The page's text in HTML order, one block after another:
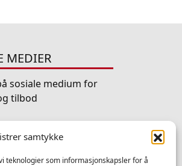
samtykke
teknologier som informasjonskapsler for å
MEDIER
sosiale medium for
tilbod
Instagram
LinkedIn